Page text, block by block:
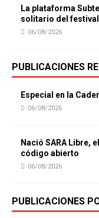
La plataforma
solitario del
06/08/2026
PUBLICACIONES
Especial en la
06/08/2026
Nació SARA Libre,
código abierto
06/08/2026
PUBLICACIONES